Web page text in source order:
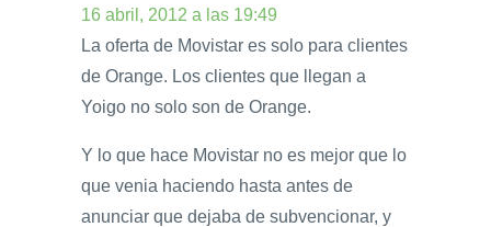
16 abril, 2012 a las 19:49
La oferta de Movistar es solo para clientes
de Orange. Los clientes que llegan a
Yoigo no solo son de Orange.
Y lo que hace Movistar no es mejor que lo
que venia haciendo hasta antes de
anunciar que dejaba de subvencionar, y